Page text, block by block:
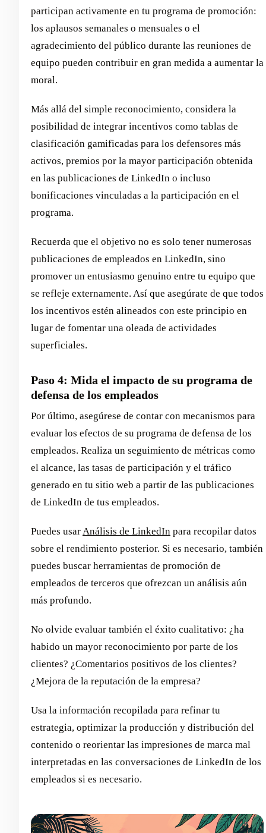
participan activamente en tu programa de promoción:
los aplausos semanales o mensuales o el
agradecimiento del público durante las reuniones de
equipo pueden contribuir en gran medida a aumentar la
moral.
Más allá del simple reconocimiento, considera la
posibilidad de integrar incentivos como tablas de
clasificación gamificadas para los defensores más
activos, premios por la mayor participación obtenida
en las publicaciones de LinkedIn o incluso
bonificaciones vinculadas a la participación en el
programa.
Recuerda que el objetivo no es solo tener numerosas
publicaciones de empleados en LinkedIn, sino
promover un entusiasmo genuino entre tu equipo que
se refleje externamente. Así que asegúrate de que todos
los incentivos estén alineados con este principio en
lugar de fomentar una oleada de actividades
superficiales.
Paso 4: Mida el impacto de su programa de
defensa de los empleados
Por último, asegúrese de contar con mecanismos para
evaluar los efectos de su programa de defensa de los
empleados. Realiza un seguimiento de métricas como
el alcance, las tasas de participación y el tráfico
generado en tu sitio web a partir de las publicaciones
de LinkedIn de tus empleados.
Puedes usar Análisis de LinkedIn para recopilar datos
sobre el rendimiento posterior. Si es necesario, también
puedes buscar herramientas de promoción de
empleados de terceros que ofrezcan un análisis aún
más profundo.
No olvide evaluar también el éxito cualitativo: ¿ha
habido un mayor reconocimiento por parte de los
clientes? ¿Comentarios positivos de los clientes?
¿Mejora de la reputación de la empresa?
Usa la información recopilada para refinar tu
estrategia, optimizar la producción y distribución del
contenido o reorientar las impresiones de marca mal
interpretadas en las conversaciones de LinkedIn de los
empleados si es necesario.